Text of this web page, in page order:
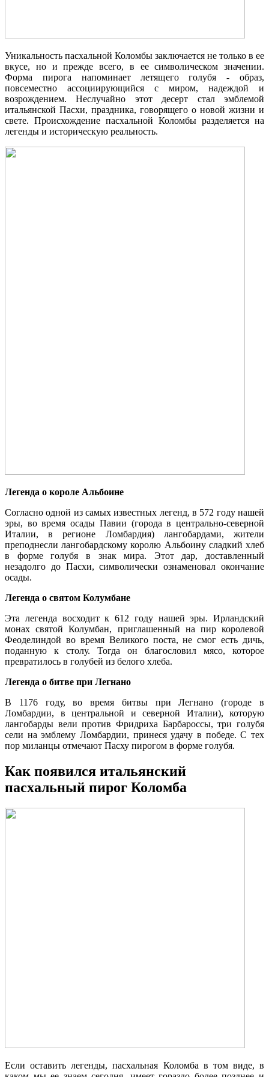
Уникальность пасхальной Коломбы заключается не только в ее
вкусе, но и прежде всего, в ее символическом значении.
Форма пирога напоминает летящего голубя - образ,
повсеместно ассоциирующийся с миром, надеждой и
возрождением. Неслучайно этот десерт стал эмблемой
итальянской Пасхи, праздника, говорящего о новой жизни и
свете. Происхождение пасхальной Коломбы разделяется на
легенды и историческую реальность.
Легенда о короле Альбоине
Согласно одной из самых известных легенд, в 572 году нашей
эры, во время осады Павии (города в центрально-северной
Италии, в регионе Ломбардия) лангобардами, жители
преподнесли лангобардскому королю Альбоину сладкий хлеб
в форме голубя в знак мира. Этот дар, доставленный
незадолго до Пасхи, символически ознаменовал окончание
осады.
Легенда о святом Колумбане
Эта легенда восходит к 612 году нашей эры. Ирландский
монах святой Колумбан, приглашенный на пир королевой
Феоделиндой во время Великого поста, не смог есть дичь,
поданную к столу. Тогда он благословил мясо, которое
превратилось в голубей из белого хлеба.
Легенда о битве при Легнано
В 1176 году, во время битвы при Легнано (городе в
Ломбардии, в центральной и северной Италии), которую
лангобарды вели против Фридриха Барбароссы, три голубя
сели на эмблему Ломбардии, принеся удачу в победе. С тех
пор миланцы отмечают Пасху пирогом в форме голубя.
Как появился итальянский
пасхальный пирог Коломба
Если оставить легенды, пасхальная Коломба в том виде, в